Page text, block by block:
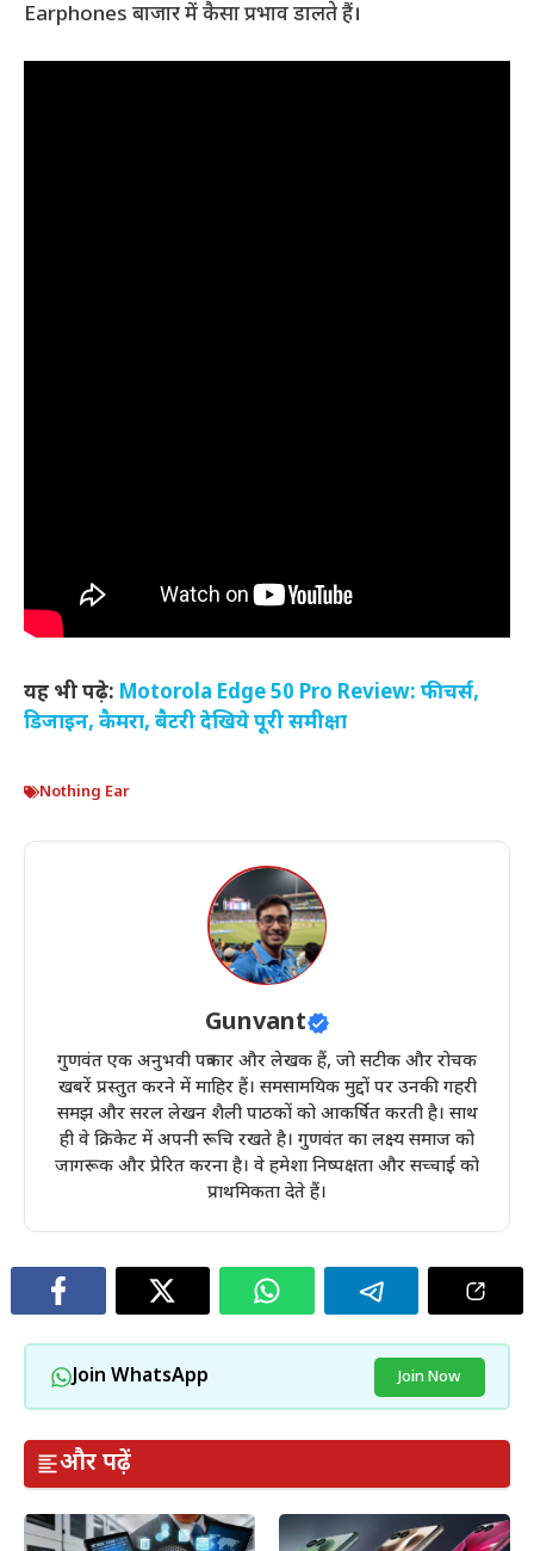
Earphones बाजार में कैसा प्रभाव डालते हैं।
यह भी पढ़े: Motorola Edge 50 Pro Review: फीचर्स,
डिजाइन, कैमरा, बैटरी देखिये पूरी समीक्षा
Nothing Ear
Gunvant
गुणवंत एक अनुभवी पत्रकार और लेखक हैं, जो सटीक और रोचक
खबरें प्रस्तुत करने में माहिर हैं। समसामयिक मुद्दों पर उनकी गहरी
समझ और सरल लेखन शैली पाठकों को आकर्षित करती है। साथ
ही वे क्रिकेट में अपनी रूचि रखते है। गुणवंत का लक्ष्य समाज को
जागरूक और प्रेरित करना है। वे हमेशा निष्पक्षता और सच्चाई को
प्राथमिकता देते हैं।
Join WhatsApp Join Now
और पढ़ें